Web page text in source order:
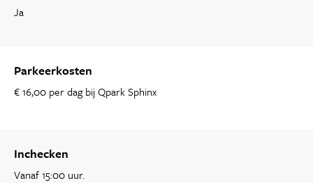
Ja
Parkeerkosten
€ 16,00 per dag bij Qpark Sphinx
Inchecken
Vanaf 15:00 uur.